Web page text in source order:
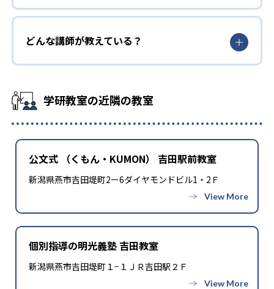
どんな講師が教えている？
学研教室の近隣の教室
公文式 （くもん・KUMON） 吉田駅前教室
新潟県燕市吉田堤町2ー6ダイヤモンドビル1・2Ｆ
個別指導の明光義塾 吉田教室
新潟県燕市吉田堤町１−１ＪＲ吉田駅２Ｆ